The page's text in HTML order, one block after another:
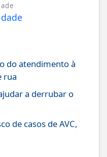
do atendimento à
rua
a derrubar o
de casos de AVC,